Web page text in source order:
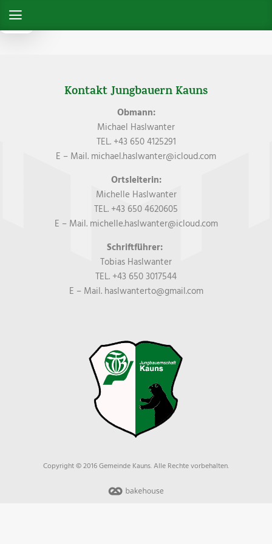
Kontakt Jungbauern Kauns
Obmann:
Michael Haslwanter
TEL. +43 650 4125291
E – Mail. michael.haslwanter@icloud.com
Ortsleiterin:
Michelle Haslwanter
TEL. +43 650 4620605
E – Mail. michelle.haslwanter@icloud.com
Schriftführer:
Tobias Haslwanter
TEL. +43 650 3017544
E – Mail. haslwanterto@gmail.com
Copyright © 2016 Gemeinde Kauns. Alle Rechte vorbehalten.